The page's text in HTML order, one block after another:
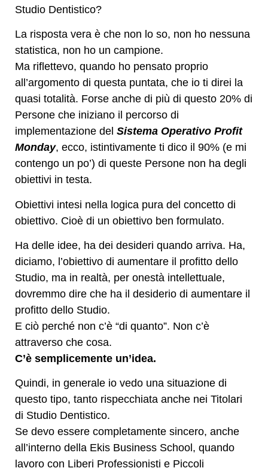
Studio Dentistico?
La risposta vera è che non lo so, non ho nessuna
statistica, non ho un campione.
Ma riflettevo, quando ho pensato proprio
all’argomento di questa puntata, che io ti direi la
quasi totalità. Forse anche di più di questo 20% di
Persone che iniziano il percorso di
implementazione del Sistema Operativo Profit
Monday, ecco, istintivamente ti dico il 90% (e mi
contengo un po’) di queste Persone non ha degli
obiettivi in testa.
Obiettivi intesi nella logica pura del concetto di
obiettivo. Cioè di un obiettivo ben formulato.
Ha delle idee, ha dei desideri quando arriva. Ha,
diciamo, l’obiettivo di aumentare il profitto dello
Studio, ma in realtà, per onestà intellettuale,
dovremmo dire che ha il desiderio di aumentare il
profitto dello Studio.
E ciò perché non c’è “di quanto”. Non c’è
attraverso che cosa.
C’è semplicemente un’idea.
Quindi, in generale io vedo una situazione di
questo tipo, tanto rispecchiata anche nei Titolari
di Studio Dentistico.
Se devo essere completamente sincero, anche
all’interno della Ekis Business School, quando
lavoro con Liberi Professionisti e Piccoli